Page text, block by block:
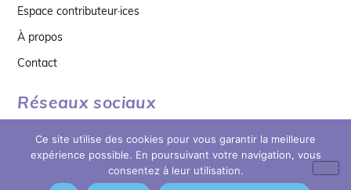
Espace contributeur·ices
À propos
Contact
Réseaux sociaux
Ce site utilise des cookies pour vous garantir la meilleure
expérience possible. En poursuivant votre navigation, vous
consentez à leur utilisation.